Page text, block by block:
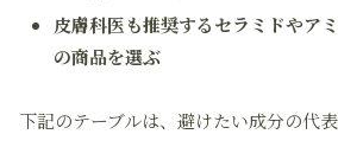
皮膚科医も推奨するセラミドやア
の商品を選ぶ
下記のテーブルは、避けたい成分の代表